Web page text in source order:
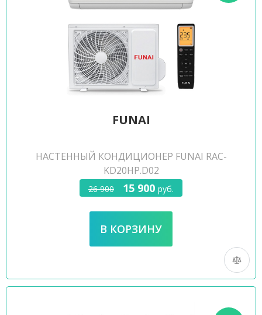
FUNAI
НАСТЕННЫЙ КОНДИЦИОНЕР FUNAI RAC-
KD20HP.D02
26 900 15 900 руб.